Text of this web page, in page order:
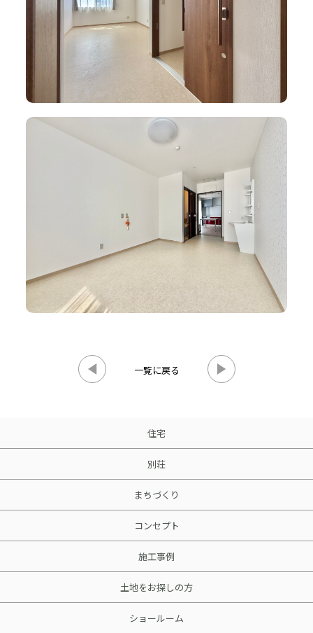
一覧に戻る
住宅
別荘
まちづくり
コンセプト
施工事例
土地をお探しの方
ショールーム